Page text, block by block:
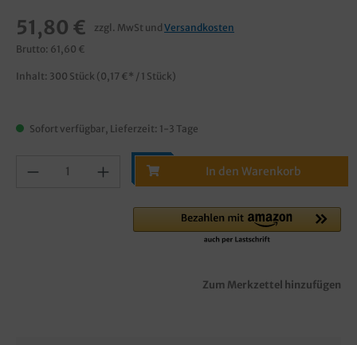
51,80 € zzgl. MwSt und Versandkosten
Brutto: 61,60 €
Inhalt: 300 Stück (0,17 €* / 1 Stück)
Sofort verfügbar, Lieferzeit: 1-3 Tage
In den Warenkorb
Zum Merkzettel hinzufügen